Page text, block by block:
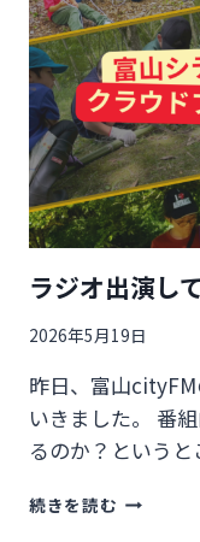
育
に
参
加
し
て
感
じ
て
い
違
感
ラジオ出演し
2026年5月19日
昨日、富山
いきました。 番
るのか？という
続きを読む